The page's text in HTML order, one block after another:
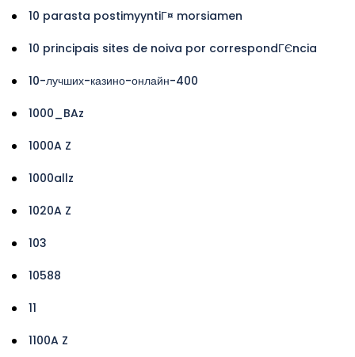
10 parasta postimyyntiГ¤ morsiamen
10 principais sites de noiva por correspondГЄncia
10-лучших-казино-онлайн-400
1000_BAz
1000A Z
1000allz
1020A Z
103
10588
11
1100A Z